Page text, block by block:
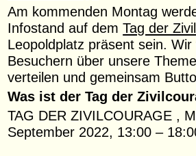
Am kommenden Montag
Infostand auf demTag der
Leopoldplatz präsent sein.
Besuchern über unsere
verteilen und gemeinsam
Was ist der Tag der
TAG DER ZIVILCOURAGE ,
September 2022, 13:00 –